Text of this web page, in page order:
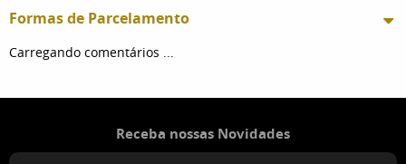
Formas de Parcelamento
Carregando comentários ...
Receba nossas Novidades